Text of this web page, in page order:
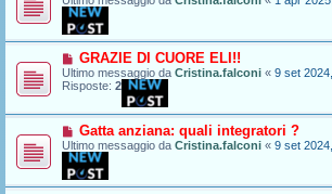
GRAZIE DI CUORE ELI!!
Ultimo messaggio da Cristina.falconi « 9 set
Risposte: 2
Gatta anziana: quali integratori ?
Ultimo messaggio da Cristina.falconi « 9 set